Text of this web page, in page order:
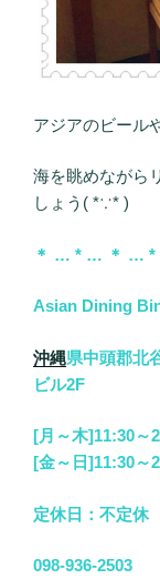
アジアのビール
海を眺めながら
しょう( *∵* )
＊ … * … ＊ …
Asian Dining
沖縄県中頭郡北
ビル2F
[月～木]11:30～
[金～日]11:30～
定休日：不定休
098-936-2503